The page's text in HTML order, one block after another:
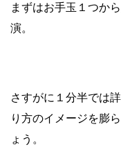
まずはお手玉１つか
演。
さすがに１分半では
り方のイメージを膨
ょう。